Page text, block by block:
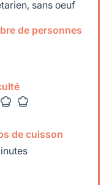
sans oeuf
de personnes
de cuisson